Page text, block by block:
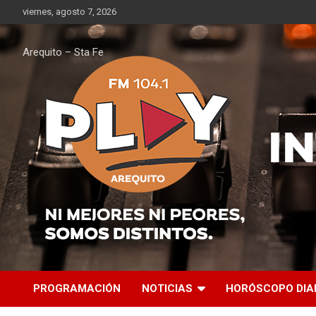
al
contenido
viernes, agosto 7, 2026
Arequito – Sta Fe
PROGRAMACIÓN NOTICIAS HORÓSCOPO